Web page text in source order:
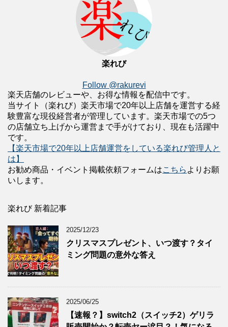
楽れび
Follow @rakurevi
楽天店舗のレビューや、お得な情報を配信中です。
当サイト（楽れび）楽天市場で20年以上店舗を運営する経
験豊富な現役経営者が管理しています。楽天市場での5つ
の店舗立ち上げから運営まで手がけており、現在も活躍中
です。
【楽天市場で20年以上店舗運営をしている楽れび管理人と
は】
お勧め商品・イベント掲載依頼フォームはこちら よりお願
いします。
楽れび 新着記事
2025/12/23
クリスマスプレゼント、いつ渡す？タイ
ミング問題の意外な答え
2025/06/25
【速報？】switch2（スイッチ2）ゲリラ